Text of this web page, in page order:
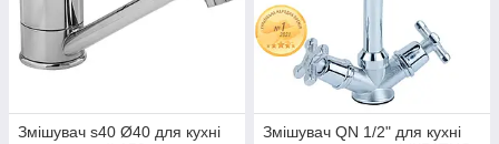
Змішувач s40 Ø40 для кухні
Змішувач QN 1/2" для кухні